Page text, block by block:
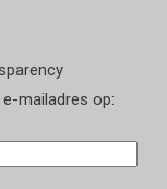
mailadres op: